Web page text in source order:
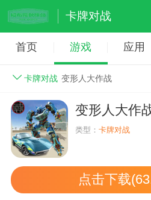
卡牌对战
首页 游戏 应用
卡牌对战 变形人大作战
变形人大作
类型：卡牌对战
点击下载